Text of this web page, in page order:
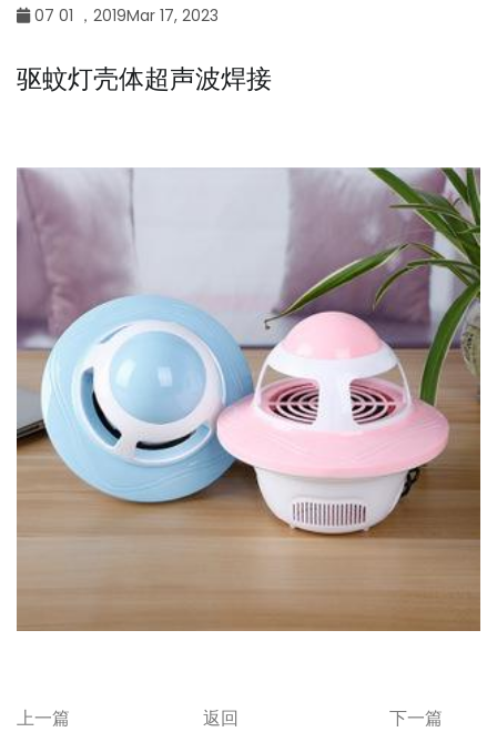
07 01 ，2019Mar 17, 2023
驱蚊灯壳体超声波焊接
上一篇
返回
下一篇